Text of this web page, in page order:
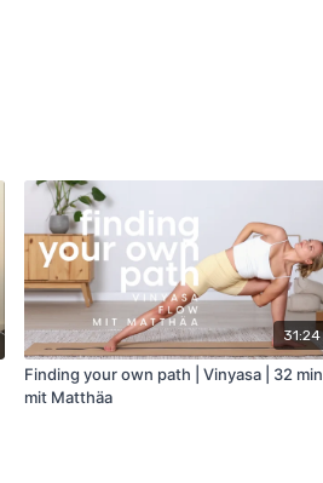
31:24
Finding your own path | Vinyasa | 32 min |
mit Matthäa